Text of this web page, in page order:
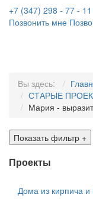
+7 (347) 298 - 77 - 11
Позвонить мне
Вы здесь:
СТАРЫЕ
Мария -
Показать фильтр +
Проекты
Дома из кирпича и